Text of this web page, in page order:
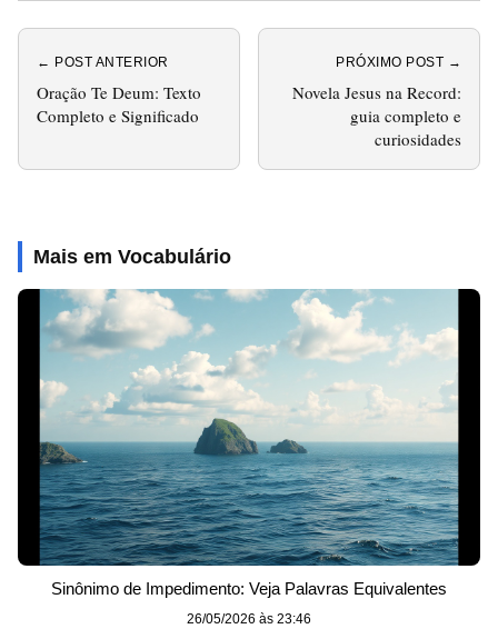
← POST ANTERIOR
Oração Te Deum: Texto
Completo e Significado
PRÓXIMO POST →
Novela Jesus na Record:
guia completo e
curiosidades
Mais em Vocabulário
Sinônimo de Impedimento: Veja Palavras Equivalentes
26/05/2026 às 23:46